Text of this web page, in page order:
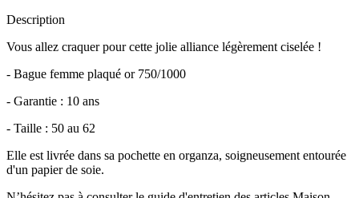
Description
Vous allez craquer pour cette jolie alliance légèrement ciselée !
- Bague femme plaqué or 750/1000
- Garantie : 10 ans
- Taille : 50 au 62
Elle est livrée dans sa pochette en organza, soigneusement entourée
d'un papier de soie.